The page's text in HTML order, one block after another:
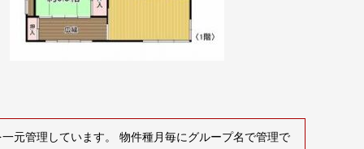
元管理しています。 物件種月毎にグループ名で管理で